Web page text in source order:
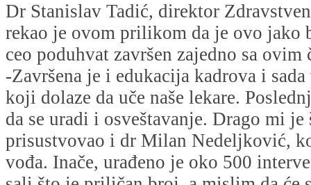
Dr Stanislav Tadić, direktor
rekao je ovom prilikom da je ovo jako
ceo poduhvat završen zajedno sa ovim
-Završena je i edukacija kadrova i
koji dolaze da uče naše lekare.
da se uradi i osveštavanje. Drago mi
prisustvovao i dr Milan Nedeljković,
vođa. Inače, urađeno je oko 500